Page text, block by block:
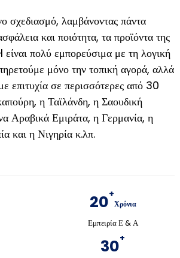
σχεδιασμό, λαμβάνοντας πάντα
και ποιότητα, τα προϊόντα της
πολύ εμπορεύσιμα με τη λογική
μόνο την τοπική αγορά, αλλά
επιτυχία σε περισσότερες από 30
η Ταϊλάνδη, η Σαουδική
Αραβικά Εμιράτα, η Γερμανία, η
και η Νιγηρία κ.λπ.
20+
Χρόνια
Εμπειρία Ε & Α
30+